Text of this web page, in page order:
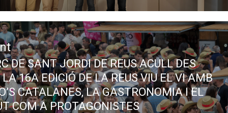
DE SANT JORDI DE REUS ACULL DES
LA 16A EDICIÓ DE LA REUS VIU EL VI AMB
CATALANES, LA GASTRONOMIA I EL
COM A PROTAGONISTES